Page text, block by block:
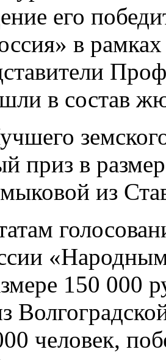
его
в
в состав
приз в
из
150 000
человек,